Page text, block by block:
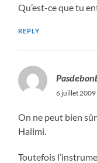
Qu’est-ce que tu
REPLY
6 juillet
On ne peut bien
Halimi.
Toutefois